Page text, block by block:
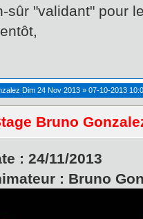
sûr "validant" pour
Dim 24 Nov 2013 » 07-10-2013
Bruno
: 24/11/2013
: Bruno